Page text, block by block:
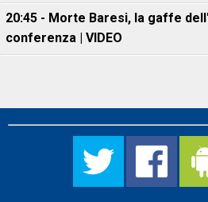
20:45 - Morte Baresi, la gaffe
conferenza | VIDEO